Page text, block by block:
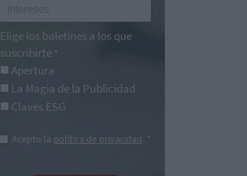
Elige los boletines a los que
suscribirte *
Apertura
La Magia de la Publicidad
Claves ESG
Acepto la política de privacidad. *